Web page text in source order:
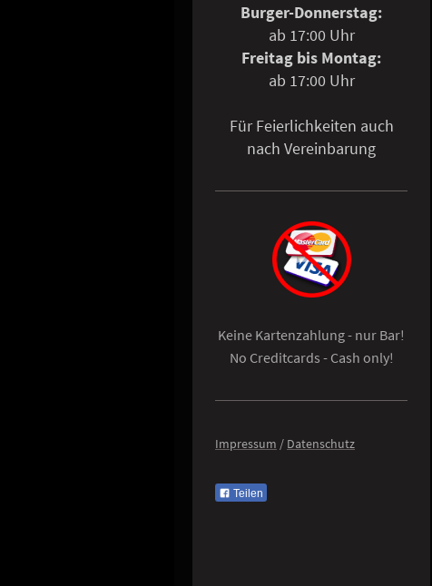
Burger-Donnerstag:
ab 17:00 Uhr
Freitag bis Montag:
ab 17:00 Uhr
Für Feierlichkeiten auch
nach Vereinbarung
Keine Kartenzahlung - nur Bar!
No Creditcards - Cash only!
Impressum / Datenschutz
Teilen